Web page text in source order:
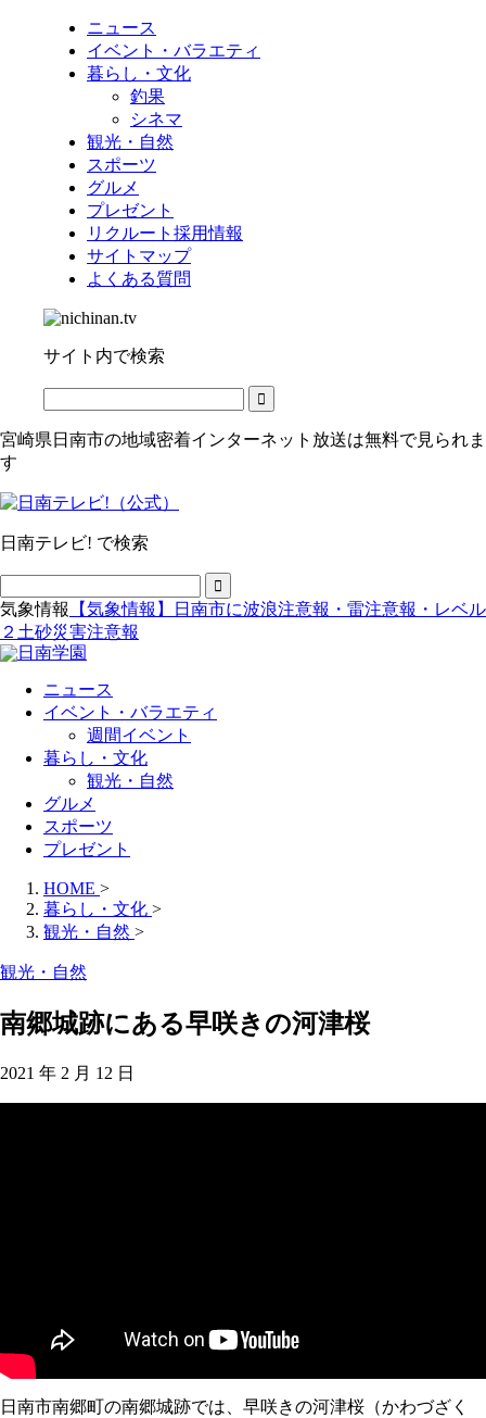
ニュース
イベント・バラエティ
暮らし・文化
釣果
シネマ
観光・自然
スポーツ
グルメ
プレゼント
リクルート採用情報
サイトマップ
よくある質問
サイト内で検索
宮崎県日南市の地域密着インターネット放送は無料で見られま
す
日南テレビ! で検索
気象情報
【気象情報】日南市に波浪注意報・雷注意報・レベル
２土砂災害注意報
ニュース
イベント・バラエティ
週間イベント
暮らし・文化
観光・自然
グルメ
スポーツ
プレゼント
HOME >
暮らし・文化 >
観光・自然 >
観光・自然
南郷城跡にある早咲きの河津桜
2021 年 2 月 12 日
日南市南郷町の南郷城跡では、早咲きの河津桜（かわづざく